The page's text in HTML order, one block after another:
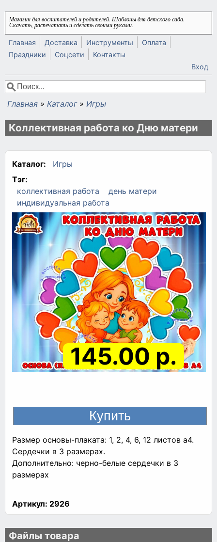
Перейти к основному содержанию
Магазин для воспитателей и родителей. Шаблоны для детского сада.
Скачать, распечатать и сделать своими руками.
Главная Доставка Инструменты
Оплата
Праздники
Соцсети
Контакты
Вход
Форма поиска
Поиск
Вы здесь
Главная » Каталог » Игры
Коллективная работа ко Дню матери
Каталог:
Игры
Тэг:
коллективная работа
день матери
индивидуальная работа
145.00 р.
Размер основы-плаката: 1, 2, 4, 6, 12 листов а4.
Сердечки в 3 размерах.
Дополнительно: черно-белые сердечки в 3
размерах
Артикул: 2926
Файлы товара